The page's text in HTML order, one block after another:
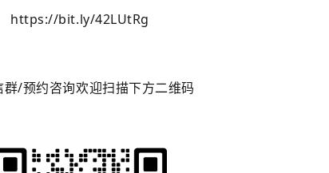
https://bit.ly/42LUtRg
群/预约咨询欢迎扫描下方二维码